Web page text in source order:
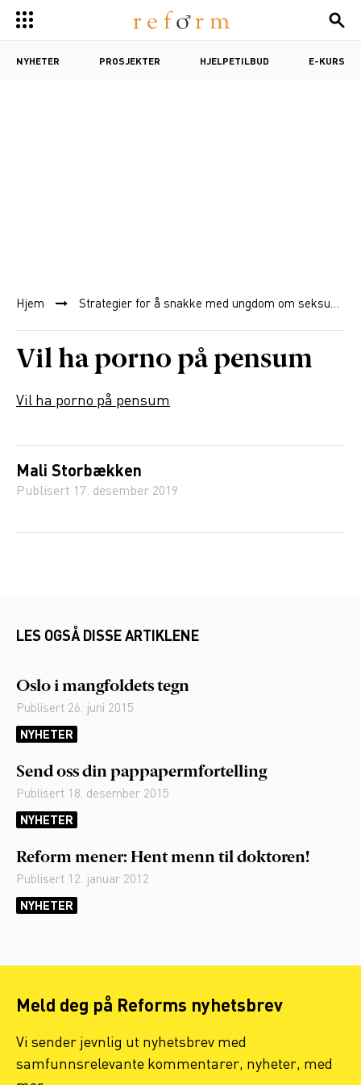
NYHETER PROSJEKTER HJELPETILBUD E-KURS
Hjem Strategier for å snakke med ungdom om seksualitet
Vil ha porno på pensum
Vil ha porno på pensum
Mali Storbækken
Publisert 17. desember 2019
LES OGSÅ DISSE ARTIKLENE
Oslo i mangfoldets tegn
Publisert 26. juni 2015
NYHETER
Send oss din pappapermfortelling
Publisert 18. desember 2015
NYHETER
Reform mener: Hent menn til doktoren!
Publisert 12. januar 2012
NYHETER
Meld deg på Reforms nyhetsbrev
Vi sender jevnlig ut nyhetsbrev med
samfunnsrelevante kommentarer, nyheter, med